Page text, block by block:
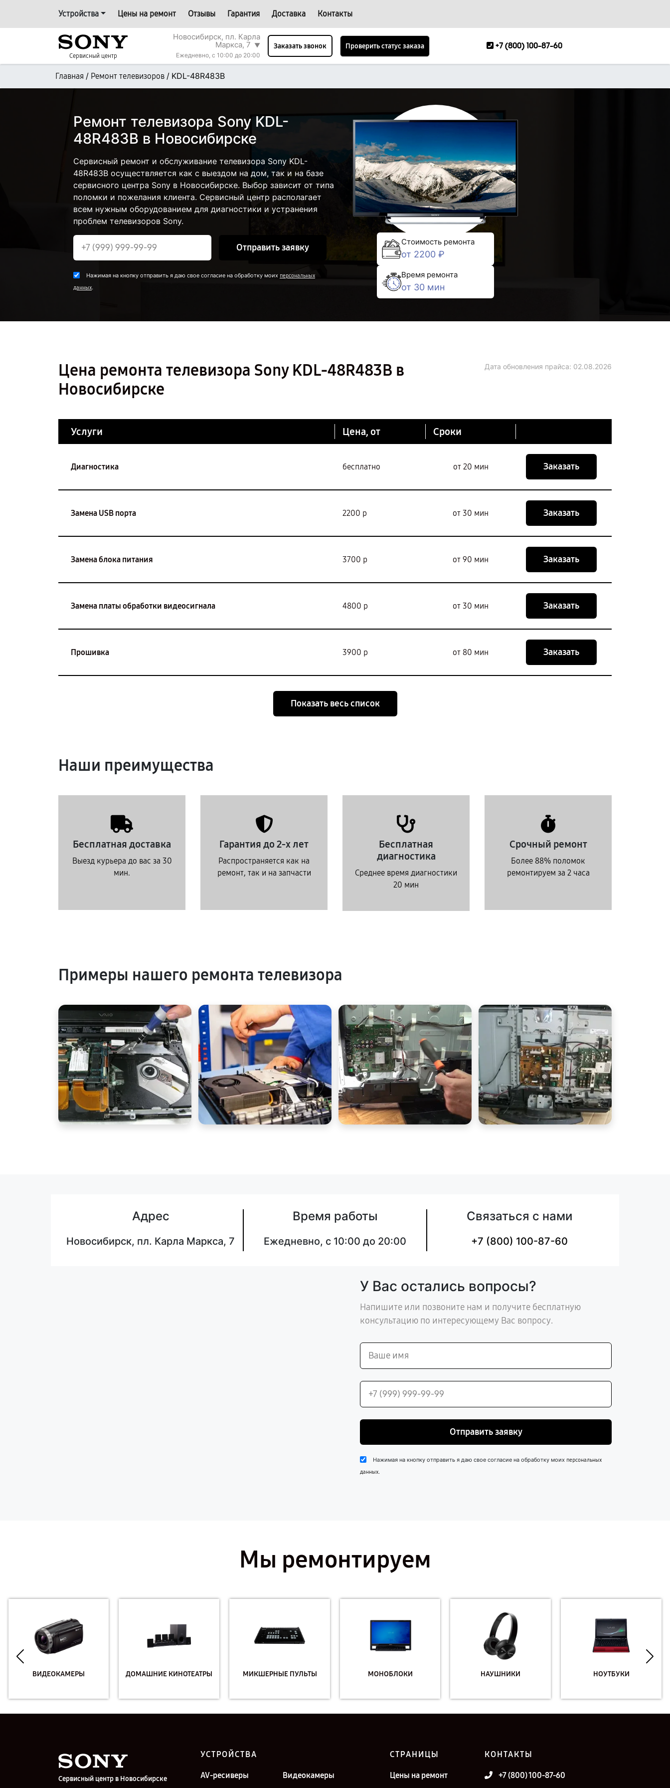
Устройства Цены на ремонт Отзывы Гарантия Доставка Контакты
Сервисный центр
Новосибирск, пл. Карла
Маркса, 7 ▼
Ежедневно, с 10:00 до 20:00
Заказать звонок Проверить статус заказа +7 (800) 100-87-60
Главная / Ремонт телевизоров / KDL-48R483B
Ремонт телевизора Sony KDL-
48R483B в Новосибирске
Сервисный ремонт и обслуживание телевизора Sony KDL-
48R483B осуществляется как с выездом на дом, так и на базе
сервисного центра Sony в Новосибирске. Выбор зависит от типа
поломки и пожелания клиента. Сервисный центр располагает
всем нужным оборудованием для диагностики и устранения
проблем телевизоров Sony.
Отправить заявку
Нажимая на кнопку отправить я даю свое согласие на обработку моих персональных
данных.
Стоимость ремонта
от 2200 ₽
Время ремонта
от 30 мин
Цена ремонта телевизора Sony KDL-48R483B в
Новосибирске
Дата обновления прайса: 02.08.2026
Услуги Цена, от Сроки
Диагностика бесплатно от 20 мин Заказать
Замена USB порта 2200 р от 30 мин Заказать
Замена блока питания 3700 р от 90 мин Заказать
Замена платы обработки видеосигнала 4800 р от 30 мин Заказать
Прошивка 3900 р от 80 мин Заказать
Показать весь список
Наши преимущества
Бесплатная доставка
Выезд курьера до вас за 30
мин.
Гарантия до 2-х лет
Распространяется как на
ремонт, так и на запчасти
Бесплатная
диагностика
Среднее время диагностики
20 мин
Срочный ремонт
Более 88% поломок
ремонтируем за 2 часа
Примеры нашего ремонта телевизора
Адрес
Новосибирск, пл. Карла Маркса, 7
Время работы
Ежедневно, с 10:00 до 20:00
Связаться с нами
+7 (800) 100-87-60
У Вас остались вопросы?
Напишите или позвоните нам и получите бесплатную
консультацию по интересующему Вас вопросу.
Отправить заявку
Нажимая на кнопку отправить я даю свое согласие на обработку моих персональных
данных.
Мы ремонтируем
ВИДЕОКАМЕРЫ ДОМАШНИЕ КИНОТЕАТРЫ МИКШЕРНЫЕ ПУЛЬТЫ МОНОБЛОКИ НАУШНИКИ НОУТБУКИ
Сервисный центр в Новосибирске
УСТРОЙСТВА
AV-ресиверы Видеокамеры
СТРАНИЦЫ
Цены на ремонт
КОНТАКТЫ
+7 (800) 100-87-60